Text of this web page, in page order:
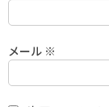
メール ※